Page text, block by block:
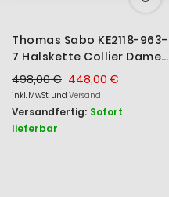
Thomas Sabo KE2118-963-
7 Halskette Collier Damen
Royalty Sterne Silber
Vergoldet
448,00 €
498,00 €
inkl. MwSt. und Versand
Versandfertig: Sofort
lieferbar